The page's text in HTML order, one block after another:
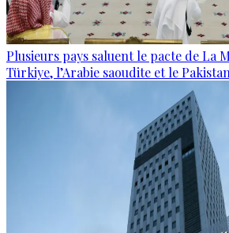
Plusieurs pays saluent le pacte de La
Türkiye, l’Arabie saoudite et le Pakistan